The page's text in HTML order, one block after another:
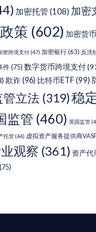
加密托管 (108) 加密
策 (602) 加密货
密跨境支付 (47) 加密银行(63) 反洗
件(75) 数字货币跨境支付
欺诈 (96) 比特币ETF (99)
管立法 (319)稳
监管 (460) 英国监管
托管 (44) 虚拟资产服务提供商
观察 (361) 资产代
(75)